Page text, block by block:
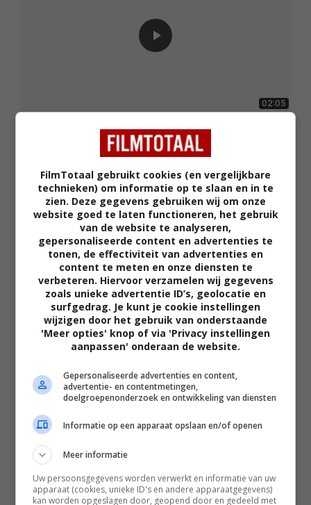
02:05
The Uprising
FilmTotaal gebruikt cookies (en vergelijkbare
technieken) om informatie op te slaan en in te
zien. Deze gegevens gebruiken wij om onze
website goed te laten functioneren, het gebruik
van de website te analyseren,
gepersonaliseerde content en advertenties te
tonen, de effectiviteit van advertenties en
content te meten en onze diensten te
verbeteren. Hiervoor verzamelen wij gegevens
zoals unieke advertentie ID’s, geolocatie en
surfgedrag. Je kunt je cookie instellingen
wijzigen door het gebruik van onderstaande
'Meer opties' knop of via 'Privacy instellingen
aanpassen' onderaan de website.
Gepersonaliseerde advertenties en content,
advertentie- en contentmetingen,
doelgroepenonderzoek en ontwikkeling van diensten
Informatie op een apparaat opslaan en/of openen
Meer informatie
Uw persoonsgegevens worden verwerkt en informatie van uw
apparaat (cookies, unieke ID's en andere apparaatgegevens)
kan worden opgeslagen door, geopend door en gedeeld met